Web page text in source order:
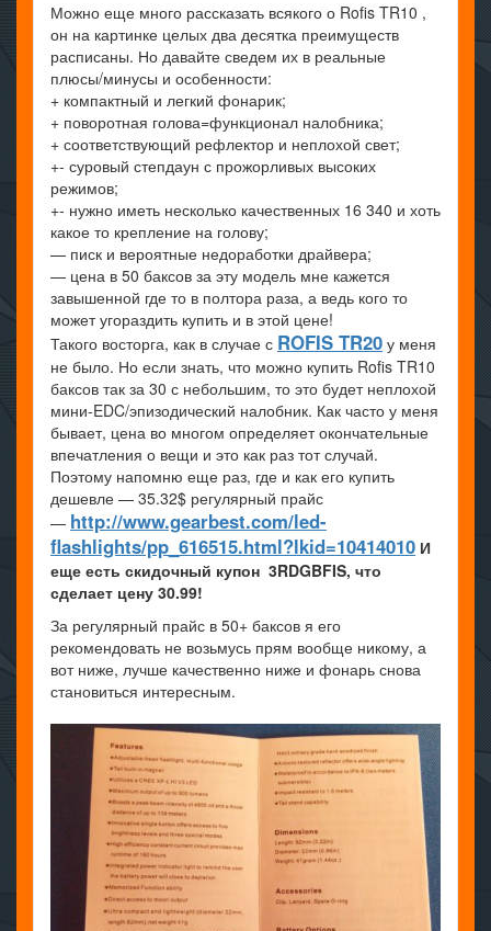
Можно еще много рассказать всякого о Rofis TR10 ,
он на картинке целых два десятка преимуществ
расписаны. Но давайте сведем их в реальные
плюсы/минусы и особенности:
+ компактный и легкий фонарик;
+ поворотная голова=функционал налобника;
+ соответствующий рефлектор и неплохой свет;
+- суровый степдаун с прожорливых высоких
режимов;
+- нужно иметь несколько качественных 16 340 и хоть
какое то крепление на голову;
— писк и вероятные недоработки драйвера;
— цена в 50 баксов за эту модель мне кажется
завышенной где то в полтора раза, а ведь кого то
может угораздить купить и в этой цене!
Такого восторга, как в случае с ROFIS TR20 у меня
не было. Но если знать, что можно купить Rofis TR10
баксов так за 30 с небольшим, то это будет неплохой
мини-EDC/эпизодический налобник. Как часто у меня
бывает, цена во многом определяет окончательные
впечатления о вещи и это как раз тот случай.
Поэтому напомню еще раз, где и как его купить
дешевле — 35.32$ регулярный прайс
— http://www.gearbest.com/led-
flashlights/pp_616515.html?lkid=10414010 И
еще есть скидочный купон 3RDGBFIS, что
сделает цену 30.99!
За регулярный прайс в 50+ баксов я его
рекомендовать не возьмусь прям вообще никому, а
вот ниже, лучше качественно ниже и фонарь снова
становиться интересным.